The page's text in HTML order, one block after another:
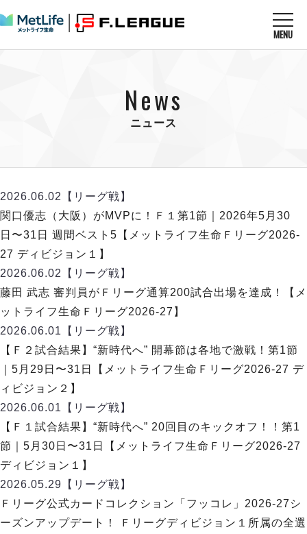
MENU
U-23選抜
クラブ
チケット
メディア情報
フットサル日本代表
その他
MATCHES
順位表
戦績表
警告・退場・出場停止選手
個人ランキング｜ゴール
個人ランキング｜シュート
個人ランキング｜シュート成功率
個人ランキング｜第2PK
メットライフ生命Ｆ２リーグ
試合日程
順位表
戦績表
警告・退場・出場停止選手
個人ランキング｜ゴール
個人ランキング｜シュート
個人ランキング｜シュート成功率
個人ランキング｜第2PK
メットライフ生命Ｆ１リーグ
エスポラーダ北海道
バルドラール浦安
フウガドールすみだ
しながわシティ
立川アスレティックFC
ペスカドーラ町田
湘南ベルマーレ
ボアルース長野
名古屋オーシャンズ
シュライカー大阪
ボルクバレット北九州
バサジィ大分
メットライフ生命Ｆ２リーグ
ヴォスクオーレ仙台
マルバ水戸FC
チケットを買う
アリーナ情報
リーグ概要 ABOUT US
リーグ概要
日本フットサルリーグについて
大会概要
リーグ要項
クラブライセンス関連
アリーナ観戦マナー&ルール
過去の記録 ARCHIVE
過去の試合記録
ディビジョン1 試合記録
ディビジョン2 試合記録
Ｆリーグカップ 試合記録
リーグ統計データ
プロジェクト PROJECT
ABeam AWARD
DIVISION01
News
ニュース
2026.06.02
【リーグ戦】
関口優志（大阪）がMVPに！Ｆ１第1節｜2026年5月30
日〜31日 週間ベスト5【メットライフ生命Ｆリーグ2026-
27 ディビジョン１】
2026.06.02
【リーグ戦】
藤田 武志 審判員がＦリーグ通算200試合出場を達成！【メ
ットライフ生命Ｆリーグ2026-27】
2026.06.01
【リーグ戦】
【Ｆ２試合結果】“新時代へ” 開幕節は各地で激戦！第1節
｜5月29日〜31日【メットライフ生命Ｆリーグ2026-27 デ
ィビジョン２】
2026.06.01
【リーグ戦】
【Ｆ１試合結果】“新時代へ” 20回目のキックオフ！！第1
節｜5月30日〜31日【メットライフ生命Ｆリーグ2026-27
ディビジョン１】
2026.05.29 【リーグ戦】
Ｆリーグ公式カードコレクション「フッコレ」2026-27シ
ーズンアップデート！ Ｆリーグディビジョン１所属の全選